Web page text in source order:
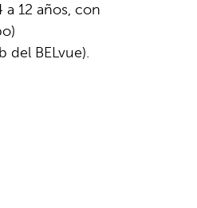
12 años, con
del BELvue).